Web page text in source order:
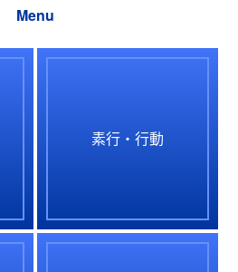
Menu
素行・行動